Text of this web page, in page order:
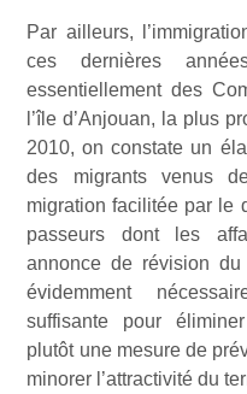
Par ailleurs,
ces dernières
essentiellement des
l’île d’Anjouan, la plus
2010, on constate un
des migrants venus
migration facilitée par le
passeurs dont les
annonce de révision
évidemment
suffisante pour
plutôt une mesure de
minorer l’attractivité du